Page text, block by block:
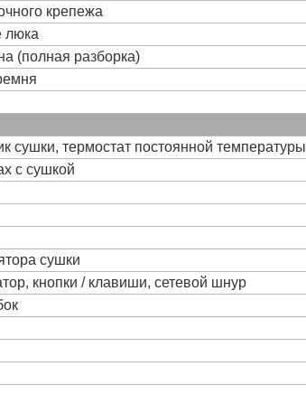
крепежа
люка
(полная разборка)
сушки, термостат постоянной температуры
с сушкой
сушки
кнопки / клавиши, сетевой шнур